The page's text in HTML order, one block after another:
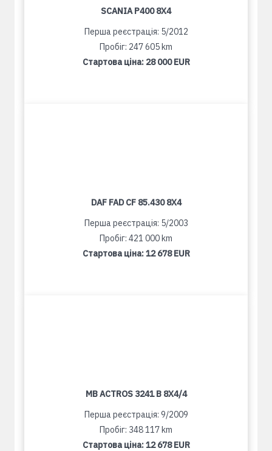
SCANIA P400 8X4
Перша реєстрація: 5/2012
Пробіг: 247 605 km
Стартова ціна: 28 000 EUR
DAF FAD CF 85.430 8X4
Перша реєстрація: 5/2003
Пробіг: 421 000 km
Стартова ціна:12 678 EUR
MB ACTROS 3241 B 8X4/4
Перша реєстрація: 9/2009
Пробіг: 348 117 km
Стартова ціна:12 678 EUR